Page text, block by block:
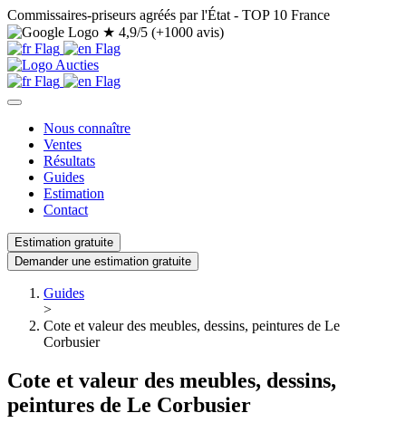
Commissaires-priseurs agréés par l'État - TOP 10 France
★ 4,9/5 (+1000 avis)
Nous connaître
Ventes
Résultats
Guides
Estimation
Contact
Estimation gratuite
Demander une estimation gratuite
Guides
>
Cote et valeur des meubles, dessins, peintures de Le
Corbusier
Cote et valeur des meubles, dessins,
peintures de Le Corbusier